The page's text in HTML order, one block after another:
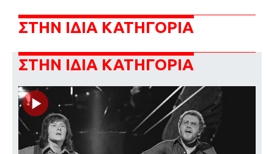
ΣΤΗΝ ΙΔΙΑ ΚΑΤΗΓΟΡΙΑ
ΣΤΗΝ ΙΔΙΑ ΚΑΤΗΓΟΡΙΑ